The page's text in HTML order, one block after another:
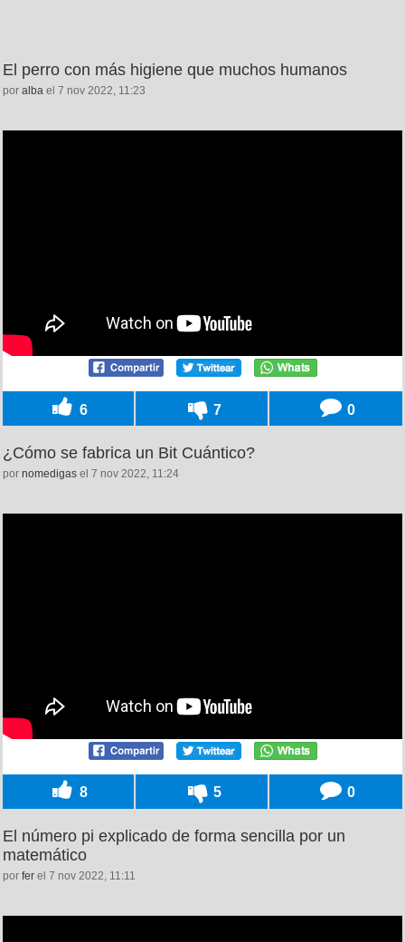
El perro con más higiene que muchos humanos
por alba el 7 nov 2022, 11:23
6 7 0
¿Cómo se fabrica un Bit Cuántico?
por nomedigas el 7 nov 2022, 11:24
8 5 0
El número pi explicado de forma sencilla por un
matemático
por fer el 7 nov 2022, 11:11